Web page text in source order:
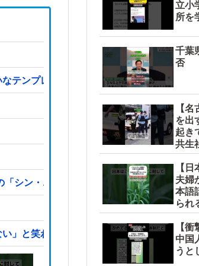
ンプレ左翼カルト陰謀妄想漫画しか描け
「シン・エヴァ」に並ぶペース
」と笑われる他
立小
所を
千葉
否
【
を出
起き
共生
【
夫婦
本語
られ
【
中国
うと